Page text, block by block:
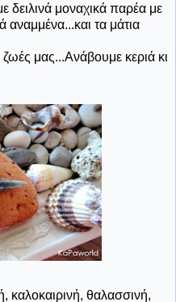
δειλινά μοναχικά παρέα με
αναμμένα...και τα μάτια
ζωές μας...Ανάβουμε κεριά κι
καλοκαιρινή, θαλασσινή,